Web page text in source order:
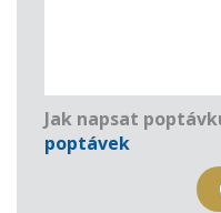
Jak napsat
poptávek